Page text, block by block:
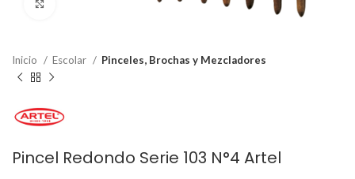
Inicio Escolar Pinceles, Brochas y Mezcladores
Pincel Redondo Serie 103 N°4 Artel